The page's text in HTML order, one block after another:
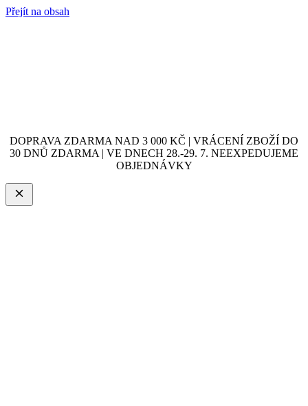
Přejít na obsah
DOPRAVA ZDARMA NAD 3 000 KČ | VRÁCENÍ ZBOŽÍ DO
30 DNŮ ZDARMA | VE DNECH 28.-29. 7. NEEXPEDUJEME
OBJEDNÁVKY